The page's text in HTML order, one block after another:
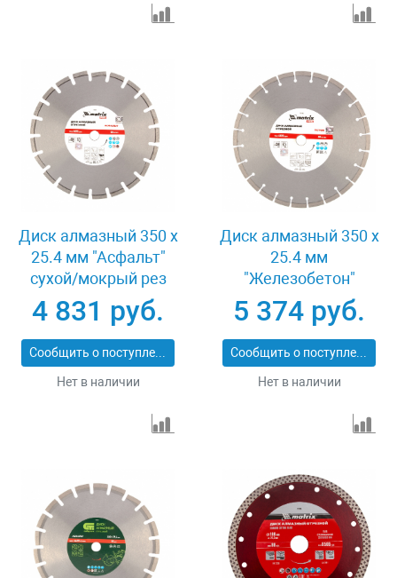
Диск алмазный 350 х
25.4 мм "Асфальт"
сухой/мокрый рез
Pro Matrix 731073
4 831 руб.
Сообщить о поступлении
Нет в наличии
Диск алмазный 350 х
25.4 мм
"Железобетон"
сухой/мокрый рез
Pro Matrix 731103
5 374 руб.
Сообщить о поступлении
Нет в наличии